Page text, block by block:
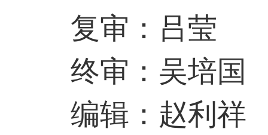
复审：吕莹
终审：吴培国
编辑：赵利祥